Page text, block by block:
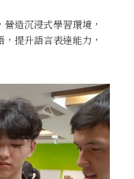
造沉浸式學習環境，
提升語言表達能力，